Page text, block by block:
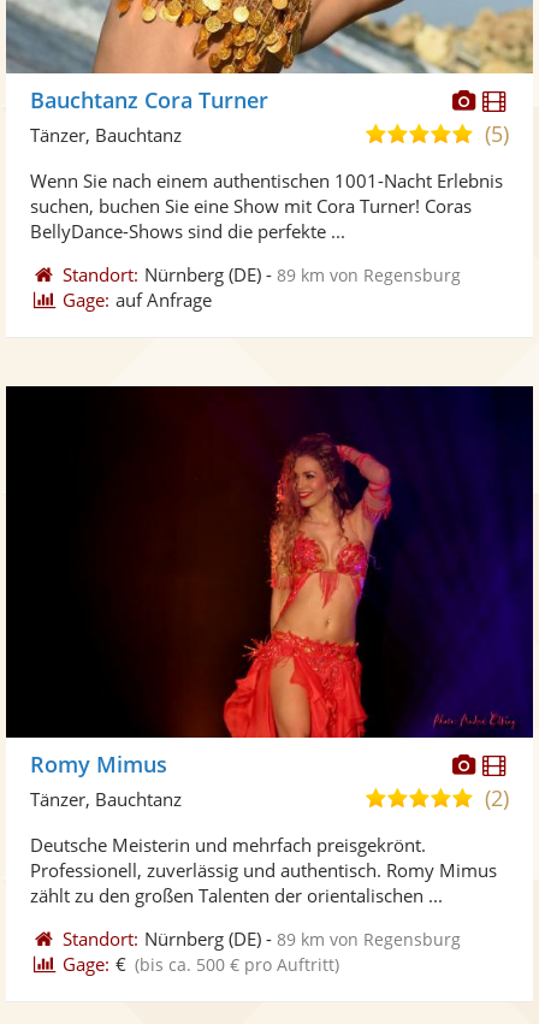
Fotos
Bauchtanz Cora Turner
5,0
5
(5)
Tänzer, Bauchtanz
Wenn Sie nach einem authentischen 1001-Nacht Erlebnis
suchen, buchen Sie eine Show mit Cora Turner! Coras
BellyDance-Shows sind die perfekte ...
Standort: Nürnberg (DE) -89 km von Regensburg
Gage: auf Anfrage
Romy Mimus
5,0(2)
Tänzer, Bauchtanz
Deutsche Meisterin und mehrfach preisgekrönt.
Professionell, zuverlässig und authentisch. Romy Mimus
zählt zu den großen Talenten der orientalischen ...
Standort: Nürnberg (DE) -89 km von Regensburg
Gage: € (bis ca. 500 € pro Auftritt)